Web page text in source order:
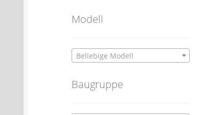
Batterien- und Akku Verordnung
Modell
Beliebige Modell
Baugruppe